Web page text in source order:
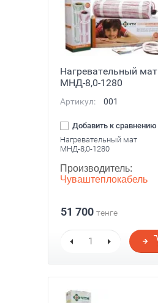
Нагревательный мат
МНД-8,0-1280
Артикул: 001
Добавить к сравнению
Нагревательный мат
МНД-8,0-1280
Производитель:
Чуваштеплокабель
51 700 тенге